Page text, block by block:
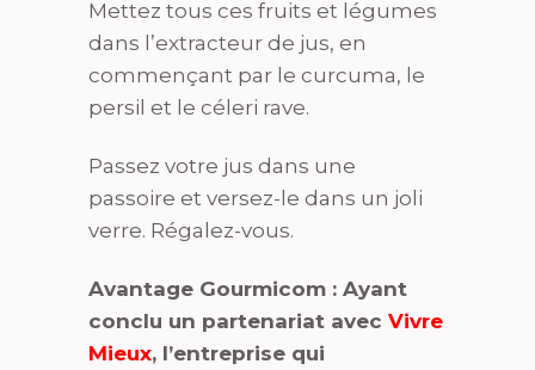
Mettez tous ces fruits et légumes
dans l’extracteur de jus, en
commençant par le curcuma, le
persil et le céleri rave.
Passez votre jus dans une
passoire et versez-le dans un joli
verre. Régalez-vous.
Avantage Gourmicom : Ayant
conclu un partenariat avec Vivre
Mieux, l’entreprise qui